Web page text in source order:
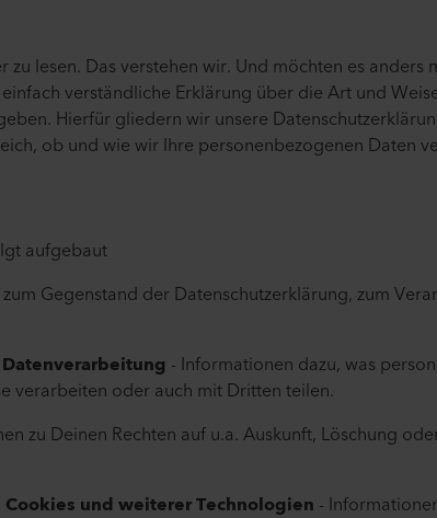
lesen. Das verstehen wir. Und möchten es anders
verständliche Erklärung über die Art und
Hierfür gliedern wir unsere
ob und wie wir Ihre personenbezogenen Daten
aufgebaut
Gegenstand der Datenschutzerklärung, zum
- Informationen dazu, was
verarbeiten oder auch mit Dritten teilen.
zu Deinen Rechten auf u.a. Auskunft, Löschung
und weiterer Technologien -